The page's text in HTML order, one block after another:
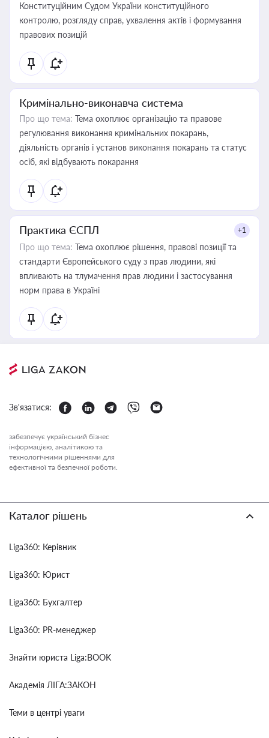
Конституційним Судом України конституційного
контролю, розгляду справ, ухвалення актів і формування
правових позицій
Кримінально-виконавча система
Про що тема: Тема охоплює організацію та правове
регулювання виконання кримінальних покарань,
діяльність органів і установ виконання покарань та статус
осіб, які відбувають покарання
Практика ЄСПЛ +1
Про що тема: Тема охоплює рішення, правові позиції та
стандарти Європейського суду з прав людини, які
впливають на тлумачення прав людини і застосування
норм права в Україні
Зв'язатися:
забезпечує український бізнес
інформацією, аналітикою та
технологічними рішеннями для
ефективної та безпечної роботи.
Каталог рішень
Liga360: Керівник
Liga360: Юрист
Liga360: Бухгалтер
Liga360: PR-менеджер
Знайти юриста Liga:BOOK
Академія ЛІГА:ЗАКОН
Теми в центрі уваги